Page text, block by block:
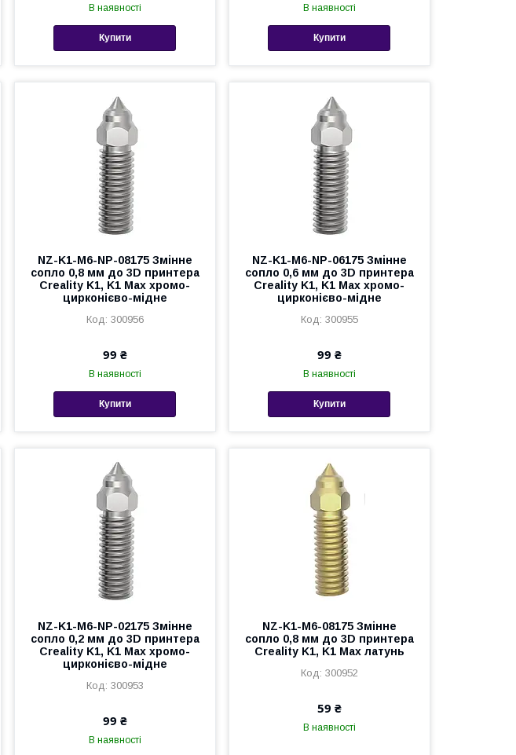
В наявності
Купити
В наявності
Купити
NZ-K1-M6-NP-08175 Змінне
сопло 0,8 мм до 3D принтера
Creality K1, K1 Max хромо-
цирконієво-мідне
300956
99 ₴
В наявності
Купити
NZ-K1-M6-NP-06175 Змінне
сопло 0,6 мм до 3D принтера
Creality K1, K1 Max хромо-
цирконієво-мідне
300955
99 ₴
В наявності
Купити
NZ-K1-M6-NP-02175 Змінне
сопло 0,2 мм до 3D принтера
Creality K1, K1 Max хромо-
цирконієво-мідне
300953
99 ₴
В наявності
NZ-K1-M6-08175 Змінне
сопло 0,8 мм до 3D принтера
Creality K1, K1 Max латунь
300952
59 ₴
В наявності